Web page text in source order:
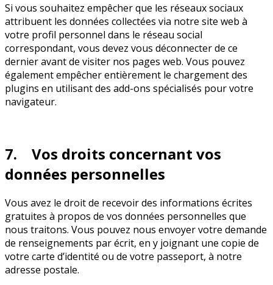
Si vous souhaitez empêcher que les réseaux sociaux
attribuent les données collectées via notre site web à
votre profil personnel dans le réseau social
correspondant, vous devez vous déconnecter de ce
dernier avant de visiter nos pages web. Vous pouvez
également empêcher entièrement le chargement des
plugins en utilisant des add-ons spécialisés pour votre
navigateur.
7. Vos droits concernant vos
données personnelles
Vous avez le droit de recevoir des informations écrites
gratuites à propos de vos données personnelles que
nous traitons. Vous pouvez nous envoyer votre demande
de renseignements par écrit, en y joignant une copie de
votre carte d’identité ou de votre passeport, à notre
adresse postale.